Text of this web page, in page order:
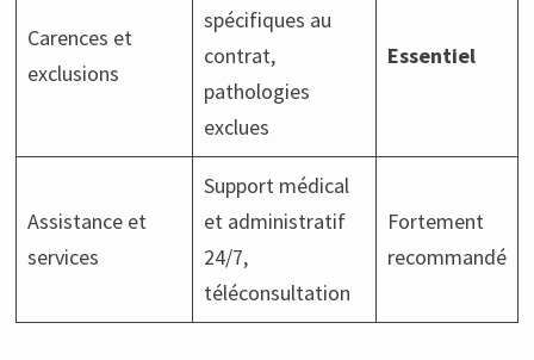
Carences et
exclusions
spécifiques au
contrat,
pathologies
exclues
Essentiel
Assistance et
services
Support médical
et administratif
24/7,
téléconsultation
Fortement
recommandé